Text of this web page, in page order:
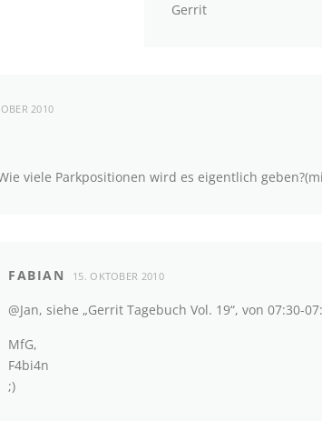
Gerrit
2010
viele Parkpositionen wird es eigentlich
FABIAN 15. OKTOBER 2010
@Jan, siehe „Gerrit Tagebuch Vol. 19“, von 07:30-
MfG,
F4bi4n
;)